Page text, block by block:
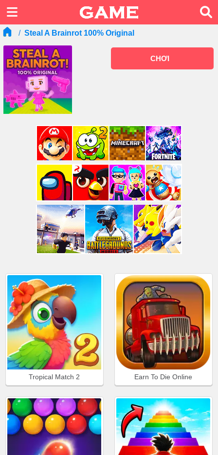
Steal A Brainrot 100% Original
CHƠI
Tropical Match 2 Earn To Die Online